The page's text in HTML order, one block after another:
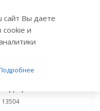
нерж.сталь
13504
сайт Вы даете
cookie и